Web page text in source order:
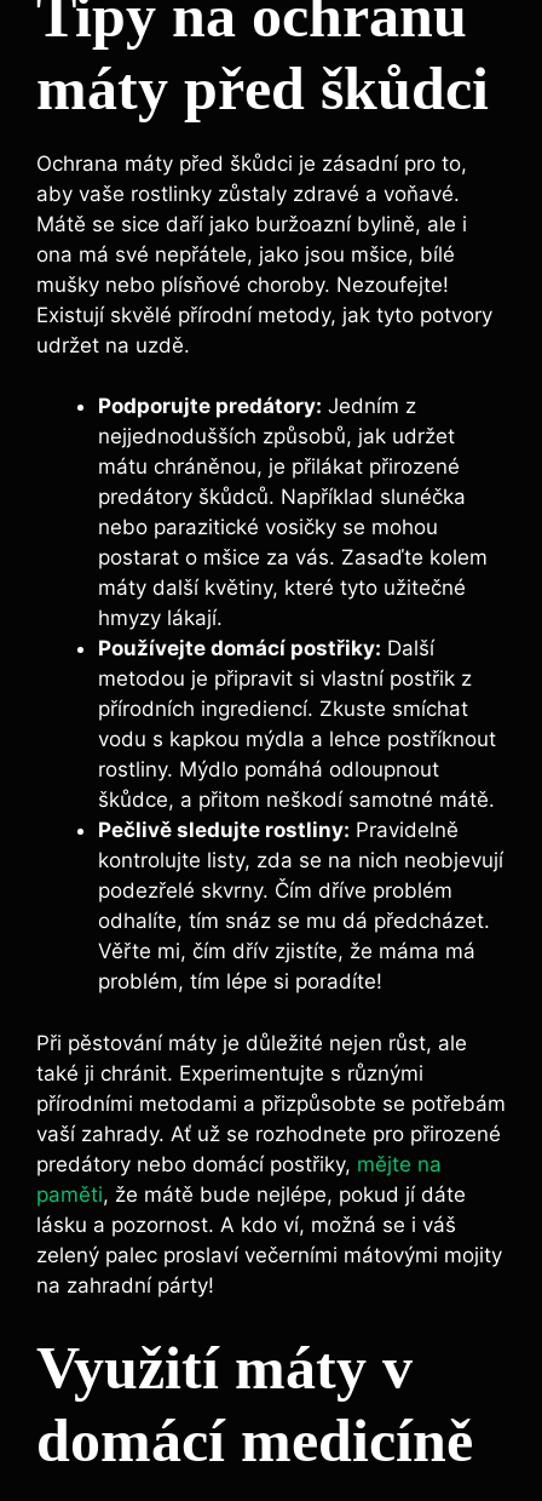
Tipy na ochranu
máty před škůdci
Ochrana máty před škůdci je zásadní pro to,
aby vaše rostlinky zůstaly zdravé a voňavé.
Mátě se sice daří jako buržoazní bylině, ale i
ona má své nepřátele, jako jsou mšice, bílé
mušky nebo plísňové choroby. Nezoufejte!
Existují skvělé přírodní metody, jak tyto potvory
udržet na uzdě.
Podporujte predátory: Jedním z
nejjednodušších způsobů, jak udržet
mátu chráněnou, je přilákat přirozené
predátory škůdců. Například slunéčka
nebo parazitické vosičky se mohou
postarat o mšice za vás. Zasaďte kolem
máty další květiny, které tyto užitečné
hmyzy lákají.
Používejte domácí postřiky: Další
metodou je připravit si vlastní postřik z
přírodních ingrediencí. Zkuste smíchat
vodu s kapkou mýdla a lehce postříknout
rostliny. Mýdlo pomáhá odloupnout
škůdce, a přitom neškodí samotné mátě.
Pečlivě sledujte rostliny: Pravidelně
kontrolujte listy, zda se na nich neobjevují
podezřelé skvrny. Čím dříve problém
odhalíte, tím snáz se mu dá předcházet.
Věřte mi, čím dřív zjistíte, že máma má
problém, tím lépe si poradíte!
Při pěstování máty je důležité nejen růst, ale
také ji chránit. Experimentujte s různými
přírodními metodami a přizpůsobte se potřebám
vaší zahrady. Ať už se rozhodnete pro přirozené
predátory nebo domácí postřiky, mějte na
paměti, že mátě bude nejlépe, pokud jí dáte
lásku a pozornost. A kdo ví, možná se i váš
zelený palec proslaví večerními mátovými mojity
na zahradní párty!
Využití máty v
domácí medicíně